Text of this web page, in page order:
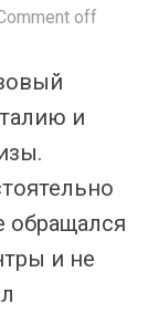
off
и
обращался
и не